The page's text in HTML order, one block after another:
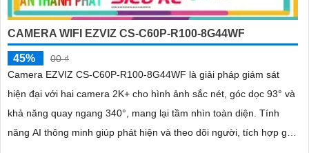
CAMERA WIFI EZVIZ CS-C60P-R100-8G44WF
45%
00 ₫
Camera EZVIZ CS-C60P-R100-8G44WF là giải pháp giám sát
hiện đại với hai camera 2K+ cho hình ảnh sắc nét, góc dọc 93° và
khả năng quay ngang 340°, mang lại tầm nhìn toàn diện. Tính
năng AI thông minh giúp phát hiện và theo dõi người, tích hợp gọi